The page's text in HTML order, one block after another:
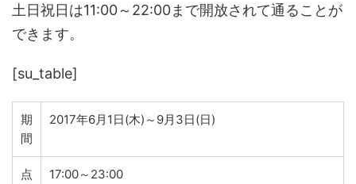
土日祝日は11:00～22:00まで開放されて通ることが
できます。
[su_table]
期
間
2017年6月1日(木)～9月3日(日)
点
17:00～23:00